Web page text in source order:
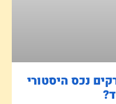
נכס היסטורי